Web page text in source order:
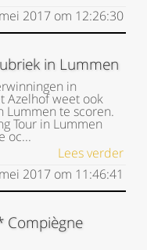
2017 om 12:26:30
in Lummen
in
Azelhof weet ook
Lummen te scoren.
Tour in Lummen
oc...
Lees verder
2017 om 11:46:41
Compiègne